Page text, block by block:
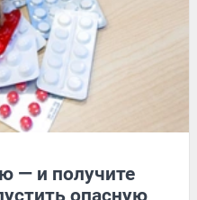
— и получите
опасную